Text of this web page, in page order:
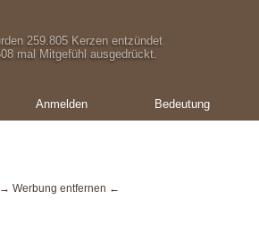
259.805 Kerzen entzündet
mal Mitgefühl ausgedrückt.
Anmelden Bedeutung
→ Werbung entfernen ←